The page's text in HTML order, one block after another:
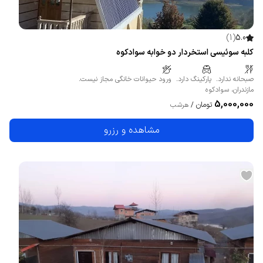
5.0
(
1
)
کلبه سوئیسی استخردار دو خوابه سوادکوه
صبحانه ندارد. پارکینگ دارد. ورود حیوانات خانگی مجاز نیست.
مازندران، سوادکوه
5,000,000 تومان / هرشب
مشاهده و رزرو